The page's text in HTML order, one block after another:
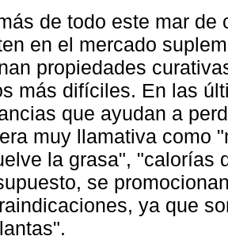
de todo este mar
en el mercado
propiedades
más difíciles. En las
que ayudan a
muy llamativa como
la grasa", "calorías
se
ya que